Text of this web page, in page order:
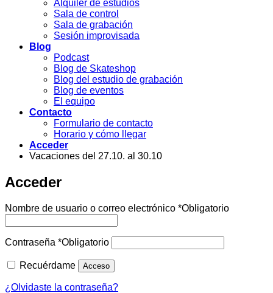
Alquiler de estudios
Sala de control
Sala de grabación
Sesión improvisada
Blog
Podcast
Blog de Skateshop
Blog del estudio de grabación
Blog de eventos
El equipo
Contacto
Formulario de contacto
Horario y cómo llegar
Acceder
Vacaciones del 27.10. al 30.10
Acceder
Nombre de usuario o correo electrónico *Obligatorio
Contraseña *Obligatorio
Recuérdame Acceso
¿Olvidaste la contraseña?